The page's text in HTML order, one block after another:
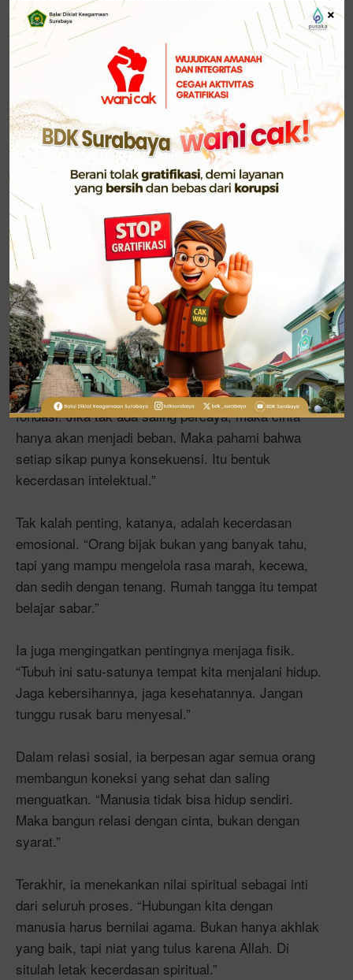
Ia juga menyoroti pentingnya mengenali diri dalam
proses pengembangan kapasitas sumber daya
manusia. “Orang yang tak mengenali dirinya sendiri,
tak akan tahu ke mana harus melangkah. Maka
kenali dulu siapa Anda, baru kita bicara soal
pengembangan,” tegasnya.
Kang Dhani menguraikan bahwa pelatihan-pelatihan
di Kementerian Agama pada dasarnya bertujuan
untuk membangun kecerdasan dalam arti yang luas.
“Cerdas itu bukan hanya bisa menjawab soal ujian,
tapi bisa memahami sebab dan akibat, bisa
meredam emosi, menjaga kebugaran, membangun
hubungan sosial yang sehat, dan menjadikan
kehidupan sebagai ibadah,” tuturnya.
Ia menyebut hubungan suami istri sebagai ruang
utama praktik kecerdasan. “Kepercayaan adalah
fondasi. Jika tak ada saling percaya, maka cinta
hanya akan menjadi beban. Maka pahami bahwa
setiap sikap punya konsekuensi. Itu bentuk
kecerdasan intelektual.”
Tak kalah penting, katanya, adalah kecerdasan
emosional. “Orang bijak bukan yang banyak tahu,
tapi yang mampu mengelola rasa marah, kecewa,
dan sedih dengan tenang. Rumah tangga itu tempat
belajar sabar.”
Ia juga mengingatkan pentingnya menjaga fisik.
“Tubuh ini satu-satunya tempat kita menjalani hidup.
Jaga kebersihannya, jaga kesehatannya. Jangan
tunggu rusak baru menyesal.”
Dalam relasi sosial, ia berpesan agar semua orang
membangun koneksi yang sehat dan saling
menguatkan. “Manusia tidak bisa hidup sendiri.
Maka bangun relasi dengan cinta, bukan dengan
syarat.”
Terakhir, ia menekankan nilai spiritual sebagai inti
dari seluruh proses. “Hubungan kita dengan
manusia harus bernilai agama. Bukan hanya akhlak
yang baik, tapi niat yang tulus karena Allah. Di
situlah letak kecerdasan spiritual.”
×